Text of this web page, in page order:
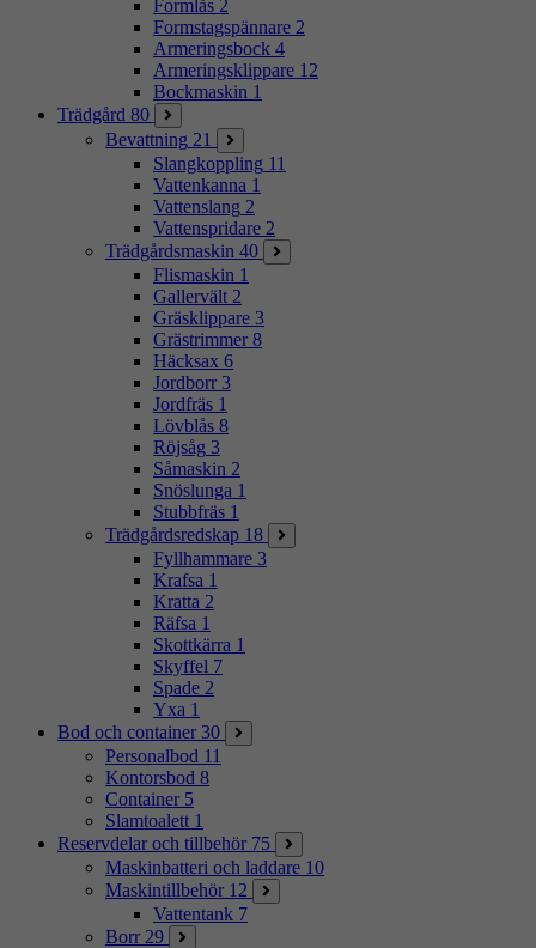
Formlås 2
Formstagspännare 2
Armeringsbock 4
Armeringsklippare 12
Bockmaskin 1
Trädgård 80
Bevattning 21
Slangkoppling 11
Vattenkanna 1
Vattenslang 2
Vattenspridare 2
Trädgårdsmaskin 40
Flismaskin 1
Gallervält 2
Gräsklippare 3
Grästrimmer 8
Häcksax 6
Jordborr 3
Jordfräs 1
Lövblås 8
Röjsåg 3
Såmaskin 2
Snöslunga 1
Stubbfräs 1
Trädgårdsredskap 18
Fyllhammare 3
Krafsa 1
Kratta 2
Räfsa 1
Skottkärra 1
Skyffel 7
Spade 2
Yxa 1
Bod och container 30
Personalbod 11
Kontorsbod 8
Container 5
Slamtoalett 1
Reservdelar och tillbehör 75
Maskinbatteri och laddare 10
Maskintillbehör 12
Vattentank 7
Borr 29